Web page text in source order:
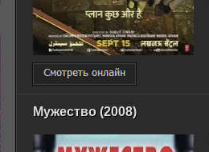
Мужество (2008)